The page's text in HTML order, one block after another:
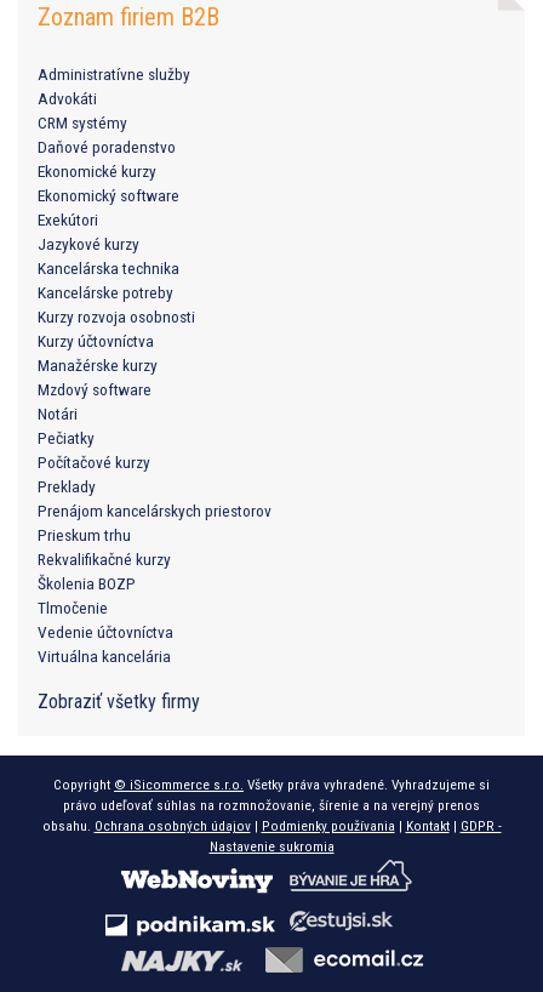
Zoznam firiem B2B
Administratívne služby
Advokáti
CRM systémy
Daňové poradenstvo
Ekonomické kurzy
Ekonomický software
Exekútori
Jazykové kurzy
Kancelárska technika
Kancelárske potreby
Kurzy rozvoja osobnosti
Kurzy účtovníctva
Manažérske kurzy
Mzdový software
Notári
Pečiatky
Počítačové kurzy
Preklady
Prenájom kancelárskych priestorov
Prieskum trhu
Rekvalifikačné kurzy
Školenia BOZP
Tlmočenie
Vedenie účtovníctva
Virtuálna kancelária
Zobraziť všetky firmy
Copyright © iSicommerce s.r.o. Všetky práva vyhradené. Vyhradzujeme si
právo udeľovať súhlas na rozmnožovanie, šírenie a na verejný prenos
obsahu. Ochrana osobných údajov| Podmienky používania | Kontakt| GDPR -
Nastavenie sukromia